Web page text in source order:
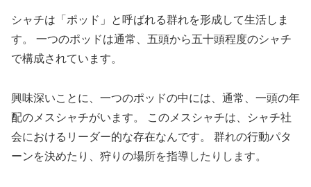
シャチは「ポッド」と呼ばれる群れを形成して生活しま
す。 一つのポッドは通常、五頭から五十頭程度のシャチ
で構成されています。
興味深いことに、一つのポッドの中には、通常、一頭の年
配のメスシャチがいます。 このメスシャチは、シャチ社
会におけるリーダー的な存在なんです。 群れの行動パタ
ーンを決めたり、狩りの場所を指導したりします。